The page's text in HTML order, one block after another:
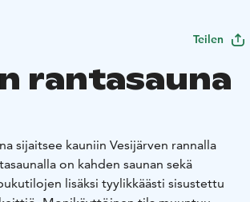
Teilen
rantasauna
sijaitsee kauniin Vesijärven rannalla
on kahden saunan sekä
lisäksi tyylikkäästi sisustettu